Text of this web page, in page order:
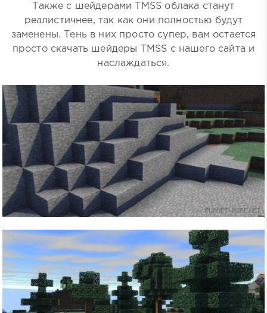
Также с шейдерами TMSS облака станут
реалистичнее, так как они полностью будут
заменены. Тень в них просто супер, вам остается
просто скачать шейдеры TMSS с нашего сайта и
наслаждаться.